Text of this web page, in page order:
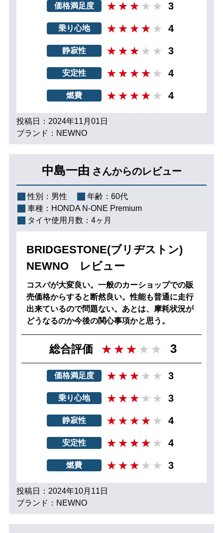
価格満足度 3
乗り心地 4
静寂性 3
安定性 4
燃費 4
投稿日：2024年11月01日
ブランド：NEWNO
中島一由 さんからのレビュー
性別： 男性 年齢： 60代
車種： HONDA N-ONE Premium
タイヤ使用月数： 4ヶ月
BRIDGESTONE(ブリヂストン)
NEWNO レビュー
コスパが大変良い。一般のカーショップでの販
売価格からすると断然良い。性能も普通に走行
出来ているので問題ない。あとは、摩耗状況が
どうなるのか今後の関心事項かと思う。
総合評価 3
価格満足度 3
乗り心地 3
静寂性 4
安定性 4
燃費 3
投稿日：2024年10月11日
ブランド：NEWNO